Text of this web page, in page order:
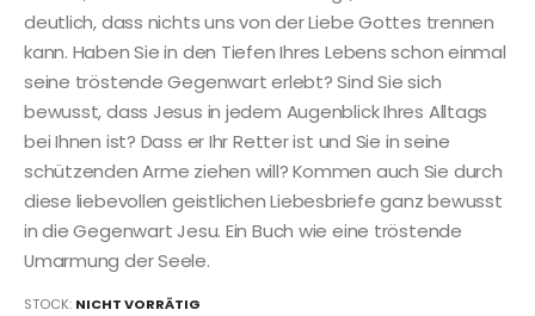
deutlich, dass nichts uns von der Liebe Gottes trennen
kann. Haben Sie in den Tiefen Ihres Lebens schon einmal
seine tröstende Gegenwart erlebt? Sind Sie sich
bewusst, dass Jesus in jedem Augenblick Ihres Alltags
bei Ihnen ist? Dass er Ihr Retter ist und Sie in seine
schützenden Arme ziehen will? Kommen auch Sie durch
diese liebevollen geistlichen Liebesbriefe ganz bewusst
in die Gegenwart Jesu. Ein Buch wie eine tröstende
Umarmung der Seele.
STOCK: NICHT VORRÄTIG